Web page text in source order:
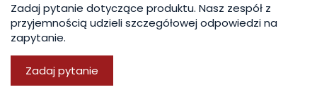
Zadaj pytanie dotyczące produktu. Nasz zespół z
przyjemnością udzieli szczegółowej odpowiedzi na
zapytanie.
Zadaj pytanie